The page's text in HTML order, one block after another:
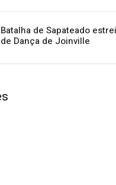
Batalha de Sapateado
de Dança de Joinville